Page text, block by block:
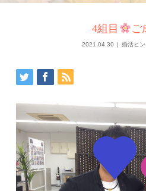
4組目 ご
2021.04.30 婚活ヒン